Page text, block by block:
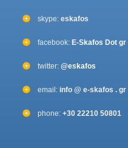
skype: eskafos
facebook: E-Skafos Dot gr
twitter: @eskafos
email: info @ e-skafos . gr
phone: +30 22210 50801